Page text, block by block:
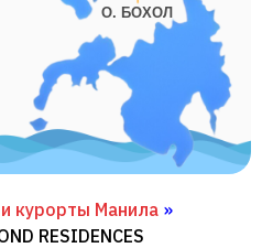
О. БОХОЛ
курорты Манила »
RESIDENCES